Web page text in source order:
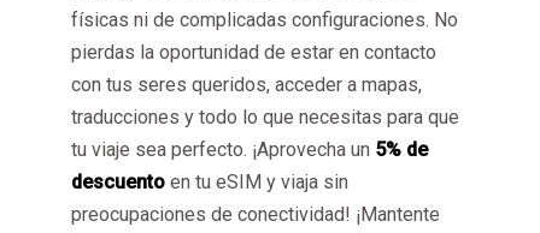
físicas ni de complicadas configuraciones. No
pierdas la oportunidad de estar en contacto
con tus seres queridos, acceder a mapas,
traducciones y todo lo que necesitas para que
tu viaje sea perfecto. ¡Aprovecha un 5% de
descuento en tu eSIM y viaja sin
preocupaciones de conectividad! ¡Mantente